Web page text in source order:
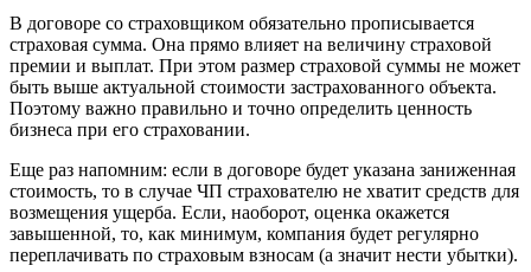
В договоре со страховщиком обязательно прописывается
страховая сумма. Она прямо влияет на величину страховой
премии и выплат. При этом размер страховой суммы не может
быть выше актуальной стоимости застрахованного объекта.
Поэтому важно правильно и точно определить ценность
бизнеса при его страховании.
Еще раз напомним: если в договоре будет указана заниженная
стоимость, то в случае ЧП страхователю не хватит средств для
возмещения ущерба. Если, наоборот, оценка окажется
завышенной, то, как минимум, компания будет регулярно
переплачивать по страховым взносам (а значит нести убытки).
Волжск
Волжский
Вологда
Волоколамск
Волосово
Вольск
Воркута
Воронеж
Воскресенск